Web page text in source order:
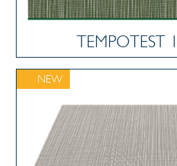
TEMPOTEST
NEW